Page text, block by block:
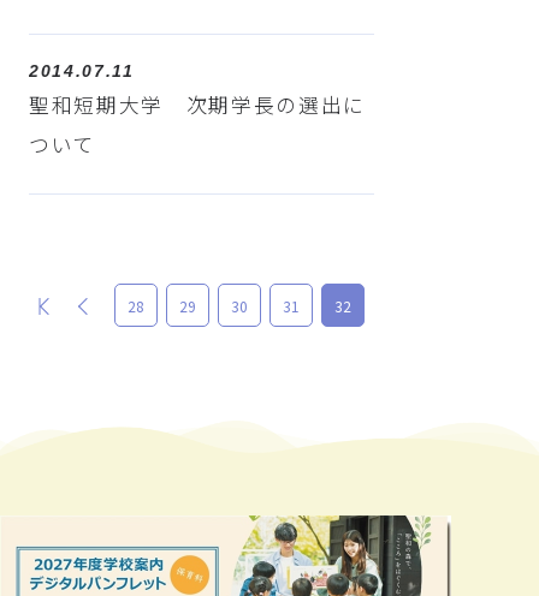
2014.07.11
聖和短期大学 次期学長の選出に
ついて
最初 前 28 29 30 31 32